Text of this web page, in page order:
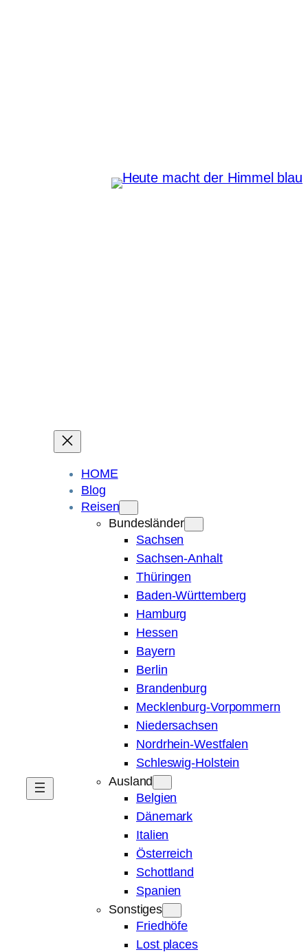
HOME
Blog
Reisen
Bundesländer
Sachsen
Sachsen-Anhalt
Thüringen
Baden-Württemberg
Hamburg
Hessen
Bayern
Berlin
Brandenburg
Mecklenburg-Vorpommern
Niedersachsen
Nordrhein-Westfalen
Schleswig-Holstein
Ausland
Belgien
Dänemark
Italien
Österreich
Schottland
Spanien
Sonstiges
Friedhöfe
Lost places